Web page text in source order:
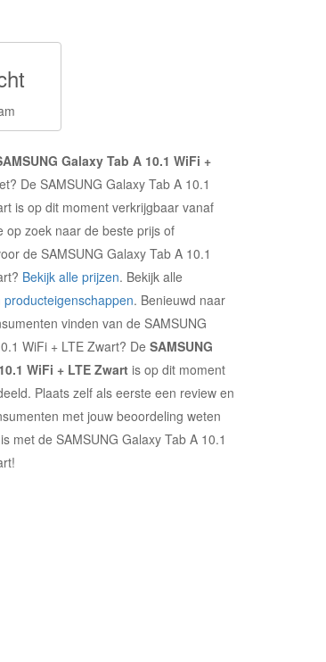
Galaxy Tab A 10.1 WiFi +
De SAMSUNG Galaxy Tab A 10.1
is op dit moment verkrijgbaar vanaf
op zoek naar de beste prijs of
de SAMSUNG Galaxy Tab A 10.1
Bekijk alle prijzen. Bekijk alle
. Benieuwd naar
vinden van de SAMSUNG
WiFi + LTE Zwart? De SAMSUNG
WiFi + LTE Zwartis op dit moment
Plaats zelf als eerste een review en
met jouw beoordeling weten
met de SAMSUNG Galaxy Tab A 10.1